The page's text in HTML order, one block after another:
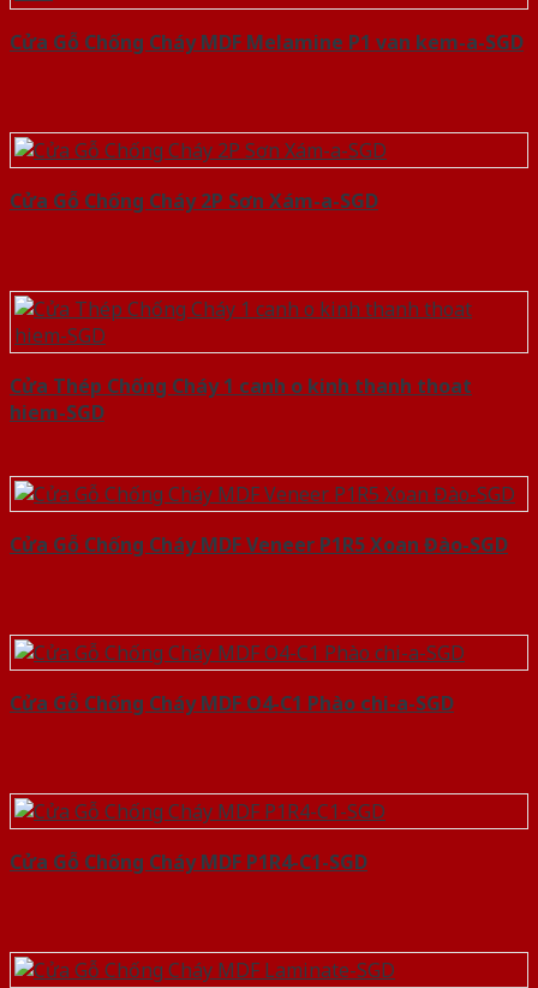
Cửa Gỗ Chống Cháy MDF Melamine P1 van kem-a-SGD
Cửa Gỗ Chống Cháy 2P Sơn Xám-a-SGD
Cửa Thép Chống Cháy 1 canh o kinh thanh thoat
hiem-SGD
Cửa Gỗ Chống Cháy MDF Veneer P1R5 Xoan Đào-SGD
Cửa Gỗ Chống Cháy MDF O4-C1 Phào chi-a-SGD
Cửa Gỗ Chống Cháy MDF P1R4-C1-SGD